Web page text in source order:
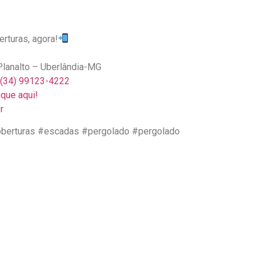
agora!
– Uberlândia-MG
(34) 99123-4222
aqui!
#escadas #pergolado #pergolado